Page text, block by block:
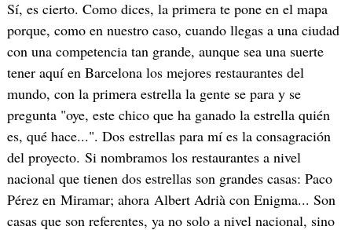
Sí, es cierto. Como dices, la primera te pone en el mapa
porque, como en nuestro caso, cuando llegas a una ciudad
con una competencia tan grande, aunque sea una suerte
tener aquí en Barcelona los mejores restaurantes del
mundo, con la primera estrella la gente se para y se
pregunta "oye, este chico que ha ganado la estrella quién
es, qué hace...". Dos estrellas para mí es la consagración
del proyecto. Si nombramos los restaurantes a nivel
nacional que tienen dos estrellas son grandes casas: Paco
Pérez en Miramar; ahora Albert Adrià con Enigma... Son
casas que son referentes, ya no solo a nivel nacional, sino